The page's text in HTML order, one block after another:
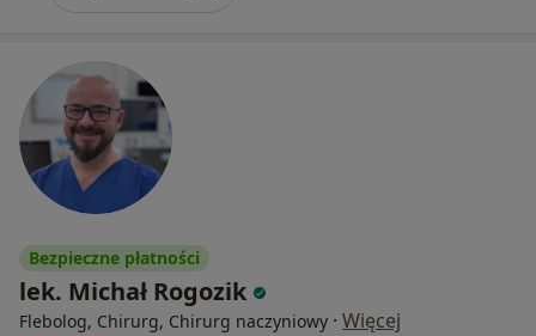
Bezpieczne płatności
lek. Michał Rogozik
Flebolog, Chirurg, Chirurg naczyniowy · Więcej